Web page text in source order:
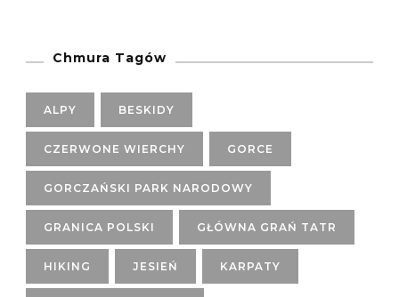
Chmura Tagów
ALPY BESKIDY
CZERWONE WIERCHY GORCE
GORCZAŃSKI PARK NARODOWY
GRANICA POLSKI GŁÓWNA GRAŃ TATR
HIKING JESIEŃ KARPATY